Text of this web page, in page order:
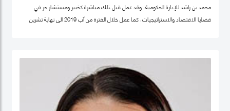
محمد بن راشد للإدارة الحكومية، وقد عمل قبل ذلك مباشرة كخبير ومستشار حر في
قضايا الاقتصاد والاستراتيجيات، كما عمل خلال الفترة من آب 2019 الى نهاية تشرين
سابقا كبير الاقتصاديين/خبير ومحلل مالي واقتصادي واستراتيجيات- وشريك مؤسس في
ورئيسا تنفيذيا لسرايا العقبة، وتعمير الاردنية القابضة ودارات الأردنية القابضة.